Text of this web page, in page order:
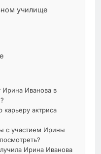
училище
Ирина Иванова в
карьеру актриса
с участием Ирины
Ирина Иванова